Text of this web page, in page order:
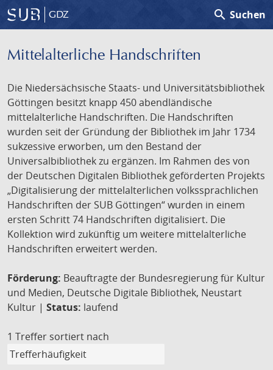
GDZ search Suchen
Mittelalterliche Handschriften
Die Niedersächsische Staats- und Universitätsbibliothek
Göttingen besitzt knapp 450 abendländische
mittelalterliche Handschriften. Die Handschriften
wurden seit der Gründung der Bibliothek im Jahr 1734
sukzessive erworben, um den Bestand der
Universalbibliothek zu ergänzen. Im Rahmen des von
der Deutschen Digitalen Bibliothek geförderten Projekts
„Digitalisierung der mittelalterlichen volkssprachlichen
Handschriften der SUB Göttingen“ wurden in einem
ersten Schritt 74 Handschriften digitalisiert. Die
Kollektion wird zukünftig um weitere mittelalterliche
Handschriften erweitert werden.
Förderung: Beauftragte der Bundesregierung für Kultur
und Medien, Deutsche Digitale Bibliothek, Neustart
Kultur | Status: laufend
1 Treffer sortiert nach